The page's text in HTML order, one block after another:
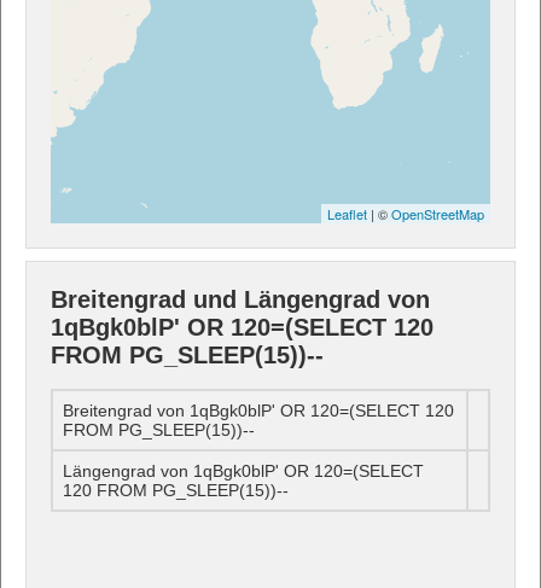
Leaflet | ©OpenStreetMap
Breitengrad und Längengrad von
1qBgk0blP' OR 120=(SELECT 120
FROM PG_SLEEP(15))--
Breitengrad von 1qBgk0blP' OR 120=(SELECT 120
FROM PG_SLEEP(15))--
Längengrad von 1qBgk0blP' OR 120=(SELECT
120 FROM PG_SLEEP(15))--